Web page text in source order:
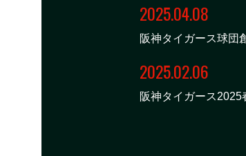
2025.04.08
阪神タイガース球団
2025.02.06
阪神タイガース